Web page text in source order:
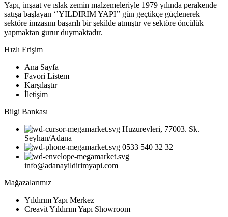
Yapı, inşaat ve ıslak zemin malzemeleriyle 1979 yılında perakende
satışa başlayan ‘’YILDIRIM YAPI’’ gün geçtikçe güçlenerek
sektöre imzasını başarılı bir şekilde atmıştır ve sektöre öncülük
yapmaktan gurur duymaktadır.
Hızlı Erişim
Ana Sayfa
Favori Listem
Karşılaştır
İletişim
Bilgi Bankası
Huzurevleri, 77003. Sk.
Seyhan/Adana
0533 540 32 32
info@adanayildirimyapi.com
Mağazalarımız
Yıldırım Yapı Merkez
Creavit Yıldırım Yapı Showroom